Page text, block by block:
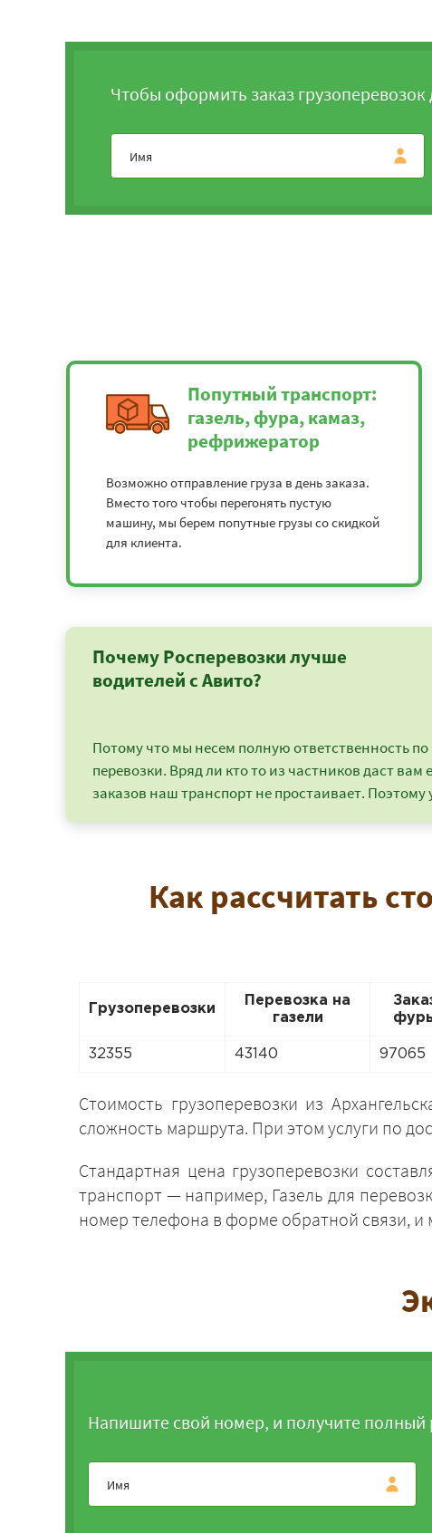
Чтобы оформить заказ
Попутный транспорт:
газель, фура, камаз,
рефрижератор
Возможно отправление груза в день заказа.
Вместо того чтобы перегонять пустую
машину, мы берем попутные грузы со скидкой
для клиента.
Почему Росперевозки лучше
водителей с Авито?
Потому что мы несем полную ответственность по
перевозки. Вряд ли кто то из частников даст вам
заказов наш транспорт не простаивает. Поэтому
Как рассчитать
Грузоперевозки
Перевозка на
газели
32355 43140 97065
Стоимость грузоперевозки из
сложность маршрута. При этом услуги по
Стандартная цена грузоперевозки
транспорт — например, Газель для
номер телефона в форме обратной связи,
Напишите свой номер, и получите полный